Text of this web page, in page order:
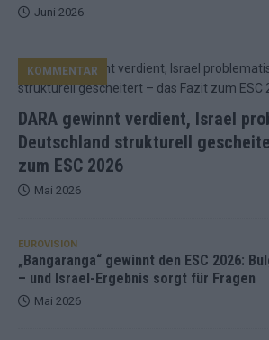
Juni 2026
DARA gewinnt verdient, Israel
Deutschland strukturell
zum ESC 2026
KOMMENTAR
Mai 2026
EUROVISION
„Bangaranga“ gewinnt den ESC 2026:
– und Israel-Ergebnis sorgt für Fragen
Mai 2026